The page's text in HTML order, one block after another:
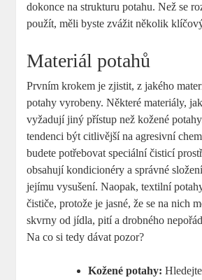
dokonce na strukturu potahu. Než se
použít, měli byste zvážit několik
Materiál potahů
Prvním krokem je zjistit, z jakého
potahy vyrobeny. Některé materiály,
vyžadují jiný přístup než kožené
tendenci být citlivější na agresivní
budete potřebovat speciální čisticí
obsahují kondicionéry a správné
jejímu vysušení. Naopak, textilní
čističe, protože je jasné, že se na nich
skvrny od jídla, pití a drobného
Na co si tedy dávat pozor?
Kožené potahy: